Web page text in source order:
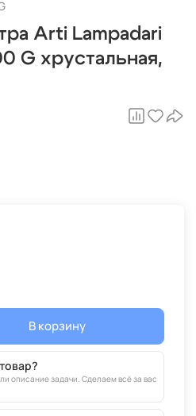
Arti Lampadari
G хрустальная,
В корзину
описание задачи. Сделаем всё за вас